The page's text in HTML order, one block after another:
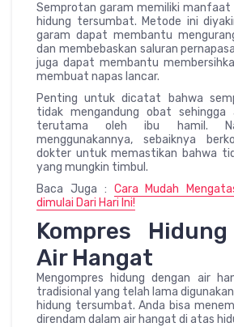
Semprotan garam memiliki manfaat
hidung tersumbat. Metode ini
garam dapat membantu
dan membebaskan saluran
juga dapat membantu
membuat napas lancar.
Penting untuk dicatat bahwa
tidak mengandung obat sehingga
terutama oleh ibu hamil.
menggunakannya, sebaiknya
dokter untuk memastikan bahwa
yang mungkin timbul.
Baca Juga : Cara Mudah
dimulai Dari Hari Ini!
Kompres
Air Hangat
Mengompres hidung dengan air
tradisional yang telah lama
hidung tersumbat. Anda bisa
direndam dalam air hangat di atas